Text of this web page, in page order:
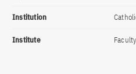
Institution
Institute